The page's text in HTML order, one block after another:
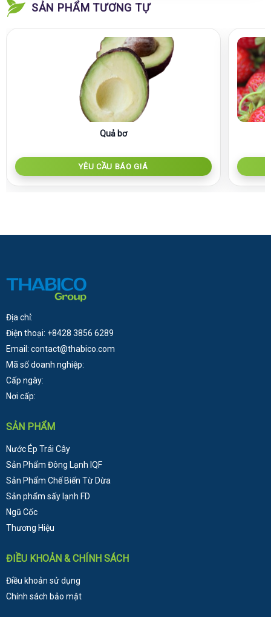
SẢN PHẨM TƯƠNG TỰ
Quả bơ
YÊU CẦU BÁO GIÁ
Địa chỉ:
Điện thoại: +8428 3856 6289
Email: contact@thabico.com
Mã số doanh nghiệp:
Cấp ngày:
Nơi cấp:
SẢN PHẨM
Nước Ép Trái Cây
Sản Phẩm Đông Lạnh IQF
Sản Phẩm Chế Biến Từ Dừa
Sản phẩm sấy lạnh FD
Ngũ Cốc
Thương Hiệu
ĐIỀU KHOẢN & CHÍNH SÁCH
Điều khoản sử dụng
Chính sách bảo mật